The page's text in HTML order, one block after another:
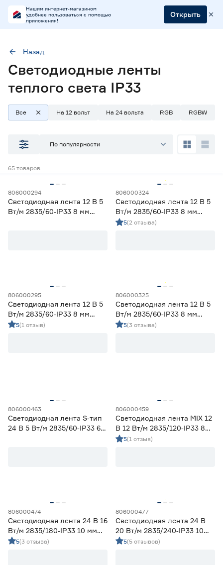
Нашим интернет-магазином
удобнее пользоваться с помощью
приложения!
Открыть
Степень защиты (IP) 33
Наличие в магазинах
Ростовское шоссе, 28/7
Тип
Ленты диодные для бани и сауны
0
Ленты диодные для влажных помещений
Применение
Декоративная подсветка (до 990 лм/м)
3500-4100К - Нейтральный
5000-6500К - Холодный
15
Регулируемый (белый)
3
3000 (теплый)
3800-4200 (дневной)
16
4000 (нейтральный)
Степень защиты (IP)
20 33
Назад
Светодиодные ленты
теплого света IP33
Все На 12 вольт На 24 вольта RGB RGBW
По популярности
65 товаров
806000294
Светодиодная лента 12 В 5
Вт/м 2835/60‑IP33 8 мм
806000324
Светодиодная лента 12 В 5
Вт/м 2835/60‑IP33 8 мм
холодный 2 м Geniled
5(2 отзыва)
806000295
Светодиодная лента 12 В 5
Вт/м 2835/60‑IP33 8 мм
теплый 5 м Geniled
5(1 отзыв)
806000325
Светодиодная лента 12 В 5
Вт/м 2835/60‑IP33 8 мм
холодный 5 м Geniled
5(3 отзыва)
806000463
Светодиодная лента S‑тип
24 В 5 Вт/м 2835/60‑IP33 6
806000459
Светодиодная лента MIX 12
В 12 Вт/м 2835/120‑IP33 8
мм теплый/дневной/
5(1 отзыв)
806000474
Светодиодная лента 24 В 16
Вт/м 2835/180‑IP33 10 мм
дневной 5 м Geniled
5(3 отзыва)
806000477
Светодиодная лента 24 В
20 Вт/м 2835/240‑IP33 10
мм дневной 5 м Geniled
5(5 отзывов)